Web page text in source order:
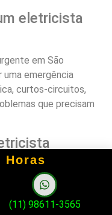
eletricista
em São
uma emergência
curtos-circuitos,
que precisam
do Sul?
urgente em São
de amigos e
(11) 98611-3565